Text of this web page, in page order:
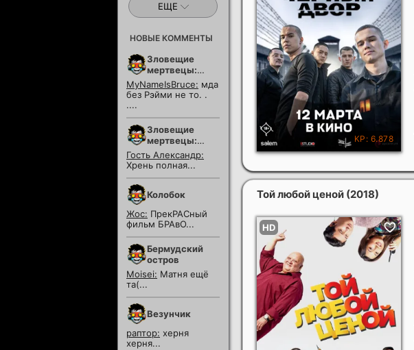
Той любой ценой (2018)
ЕЩЕ
НОВЫЕ КОММЕНТЫ
Зловещие
мертвецы:
Пекло
MyNameIsBruce: мда
без Рэйми не то. .
....
Зловещие
мертвецы:
Пекло
Гость Александр:
Хрень полная...
Колобок
Жос: ПрекРАСный
фильм БРАвО...
Бермудский
остров
Moisei: Матня ещё
та(...
Везунчик
раптор: херня
херня...